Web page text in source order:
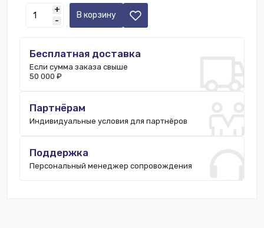
Краснодар:
23 шт.
Москва:367 шт.
Пятигорск:4 шт.
+
-
В корзину
Бесплатная доставка
Если сумма заказа свыше
50 000 ₽
Партнёрам
Индивидуальные условия для партнёров
Поддержка
Персональный менеджер сопровождения